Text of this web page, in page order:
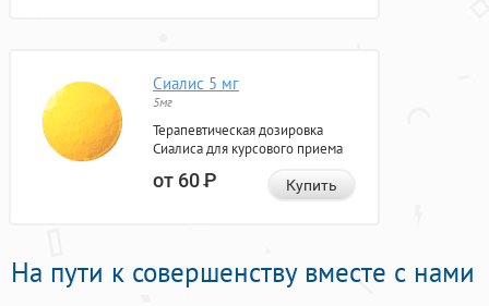
Сиалис 5 мг
5мг
Терапевтическая дозировка
Сиалиса для курсового приема
от 60Р Купить
На пути к совершенству вместе с нами